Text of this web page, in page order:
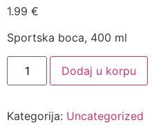
1.99 €
Sportska boca, 400 ml
Dodaj u korpu
Kategorija: Uncategorized